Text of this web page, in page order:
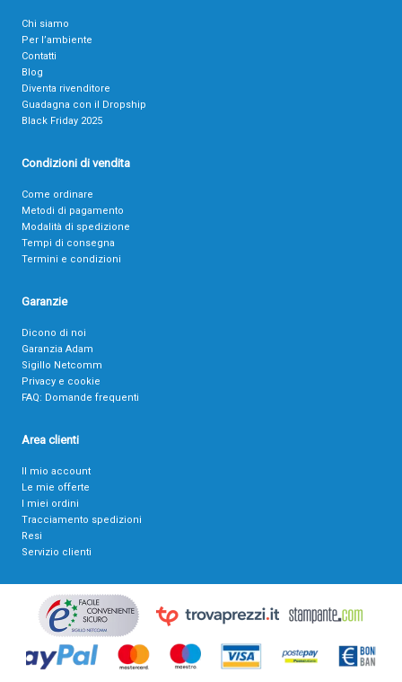
Chi siamo
Per l’ambiente
Contatti
Blog
Diventa rivenditore
Guadagna con il Dropship
Black Friday 2025
Condizioni di vendita
Come ordinare
Metodi di pagamento
Modalità di spedizione
Tempi di consegna
Termini e condizioni
Garanzie
Dicono di noi
Garanzia Adam
Sigillo Netcomm
Privacy e cookie
FAQ: Domande frequenti
Area clienti
Il mio account
Le mie offerte
I miei ordini
Tracciamento spedizioni
Resi
Servizio clienti